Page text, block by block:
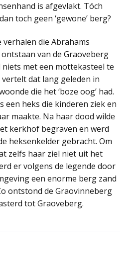
is afgevlakt. Tóch
toch geen ‘gewone’ berg?
verhalen die Abrahams
van de Graoveberg
met een mottekasteel te
vertelt dat lang geleden in
die het ‘boze oog’ had.
een heks die kinderen ziek en
maakte. Na haar dood wilde
kerkhof begraven en werd
heksenkelder gebracht. Om
zelfs haar ziel niet uit het
er volgens de legende door
een enorme berg zand
ontstond de Graovinneberg
tot Graoveberg.